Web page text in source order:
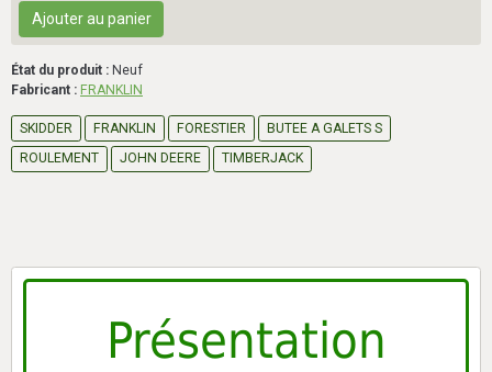
Ajouter au panier
État du produit : Neuf
Fabricant : FRANKLIN
SKIDDER FRANKLIN FORESTIER
BUTEE A GALETS S
ROULEMENT
JOHN DEERE TIMBERJACK
Présentation